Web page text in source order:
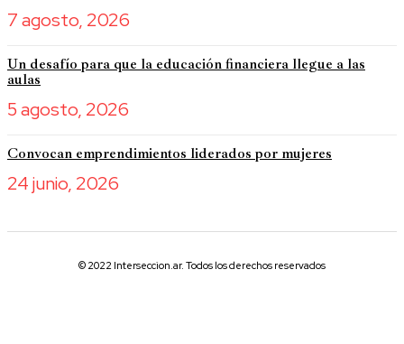
7 agosto, 2026
Un desafío para que la educación financiera llegue a las
aulas
5 agosto, 2026
Convocan emprendimientos liderados por mujeres
24 junio, 2026
© 2022 Interseccion.ar. Todos los derechos reservados